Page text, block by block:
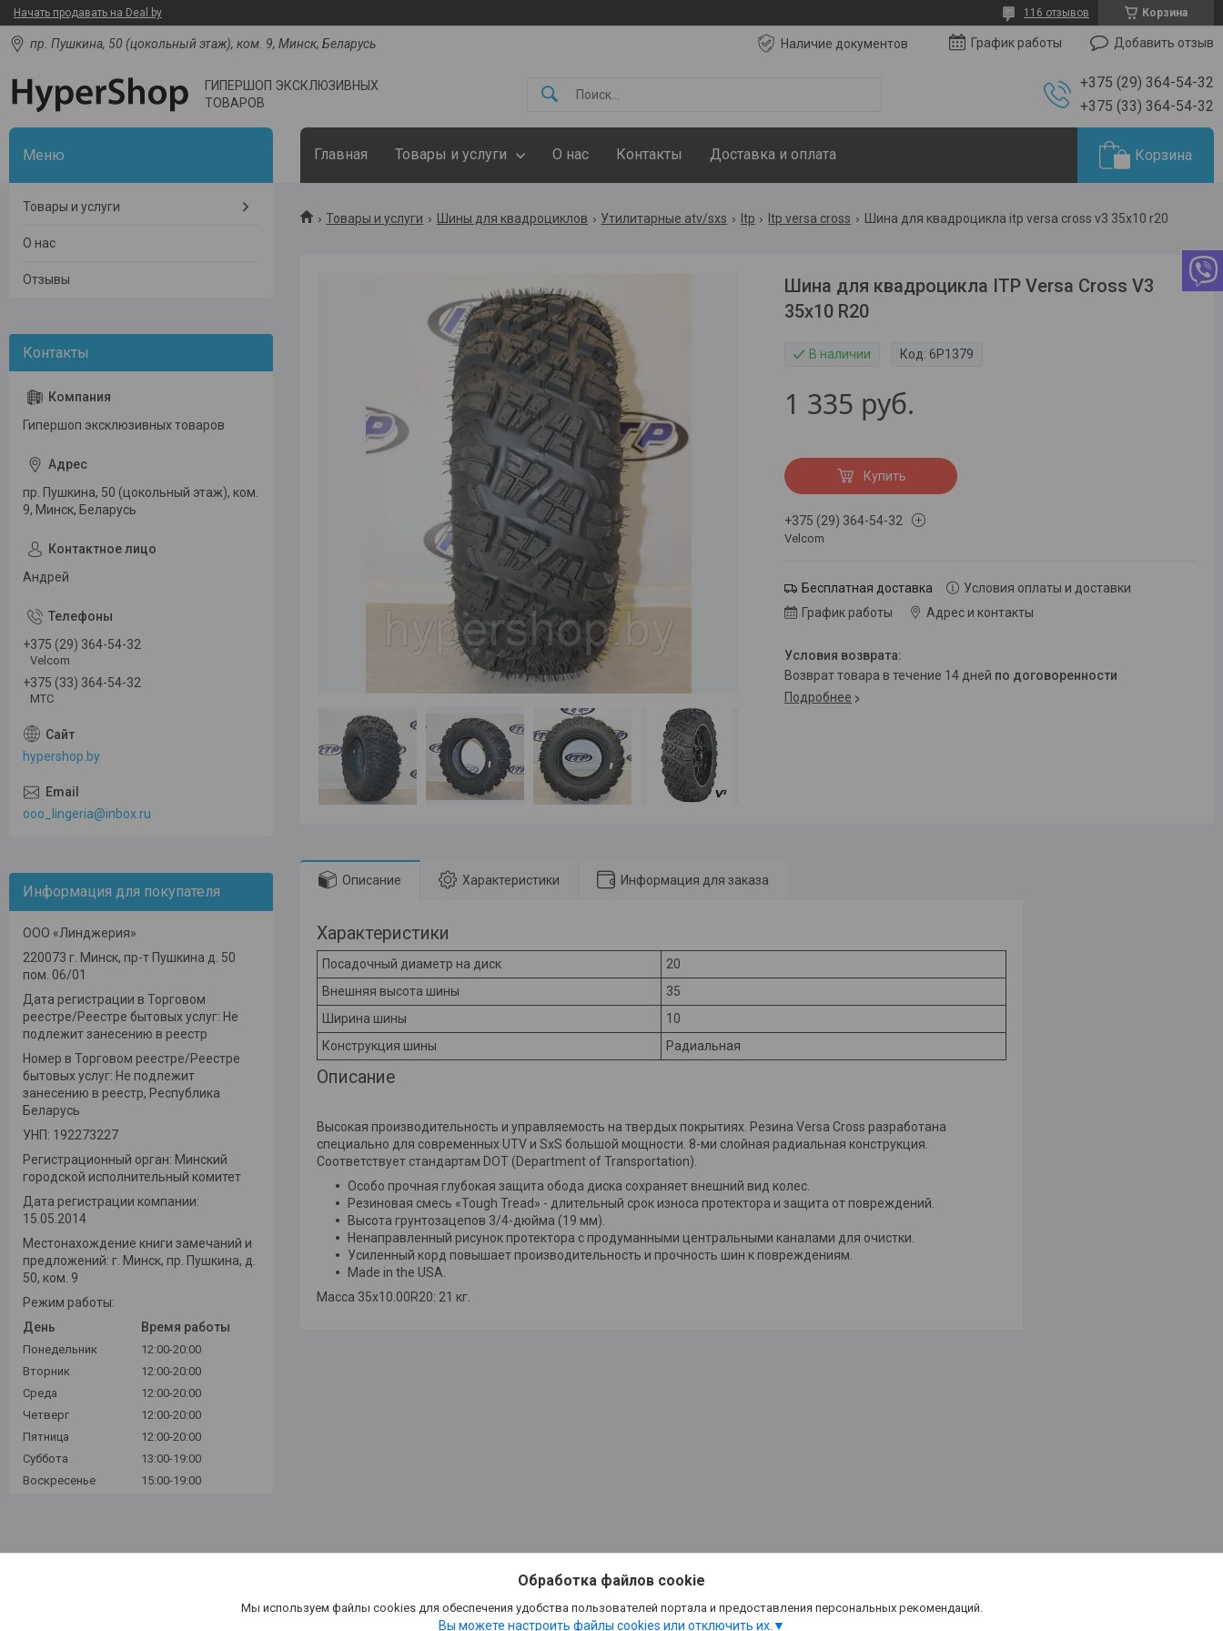
Начать продавать на Deal.by Корзина
116 отзывов
пр. Пушкина, 50 (цокольный этаж), ком. 9, Минск, Беларусь Наличие документов График работы Добавить отзыв
ГИПЕРШОП ЭКСКЛЮЗИВНЫХ
ТОВАРОВ
+375 (29) 364-54-32
+375 (33) 364-54-32
Главная Товары и услуги О нас Контакты Доставка и оплата Корзина
Товары и услуги Шины для квадроциклов Утилитарные atv/sxs Itp Itp versa cross Шина для квадроцикла itp versa cross v3 35x10 r20
Шина для квадроцикла ITP Versa Cross V3
35x10 R20
В наличии Код: 6P1379
1 335 руб.
Купить
+375 (29) 364-54-32
Velcom
Бесплатная доставка
Условия оплаты и доставки
График работы
Адрес и контакты
возврат товара в течение 14 дней по договоренности
Подробнее
Описание Характеристики Информация для заказа
Характеристики
Посадочный диаметр на диск
20
Внешняя высота шины
35
Ширина шины
10
Конструкция шины
Радиальная
Описание
Высокая производительность и управляемость на твердых покрытиях. Резина Versa Cross разработана
специально для современных UTV и SxS большой мощности. 8-ми слойная радиальная конструкция.
Соответствует стандартам DOT (Department of Transportation).
Особо прочная глубокая защита обода диска сохраняет внешний вид колес.
Резиновая смесь «Tough Tread» - длительный срок износа протектора и защита от повреждений.
Высота грунтозацепов 3/4-дюйма (19 мм).
Ненаправленный рисунок протектора с продуманными центральными каналами для очистки.
Усиленный корд повышает производительность и прочность шин к повреждениям.
Made in the USA.
Масса 35x10.00R20: 21 кг.
Товары и услуги
О нас
Отзывы
Гипершоп эксклюзивных товаров
пр. Пушкина, 50 (цокольный этаж), ком.
9, Минск, Беларусь
Андрей
+375 (29) 364-54-32
Velcom
+375 (33) 364-54-32
МТС
hypershop.by
ooo_lingeria@inbox.ru
Информация для покупателя
ООО «Линджерия»
220073 г. Минск, пр-т Пушкина д. 50
пом. 06/01
Дата регистрации в Торговом
реестре/Реестре бытовых услуг: Не
подлежит занесению в реестр
Номер в Торговом реестре/Реестре
бытовых услуг: Не подлежит
занесению в реестр, Республика
Беларусь
УНП: 192273227
Регистрационный орган: Минский
городской исполнительный комитет
Дата регистрации компании:
15.05.2014
Местонахождение книги замечаний и
предложений: г. Минск, пр. Пушкина, д.
50, ком. 9
Режим работы:
День
Время работы
Понедельник
12:00-20:00
Вторник
12:00-20:00
Среда
12:00-20:00
Четверг
12:00-20:00
Пятница
12:00-20:00
Суббота
13:00-19:00
Воскресенье
15:00-19:00
Обработка файлов cookie
Мы используем файлы cookies для обеспечения удобства пользователей портала и предоставления персональных рекомендаций.
Вы можете настроить файлы cookies или отключить их.